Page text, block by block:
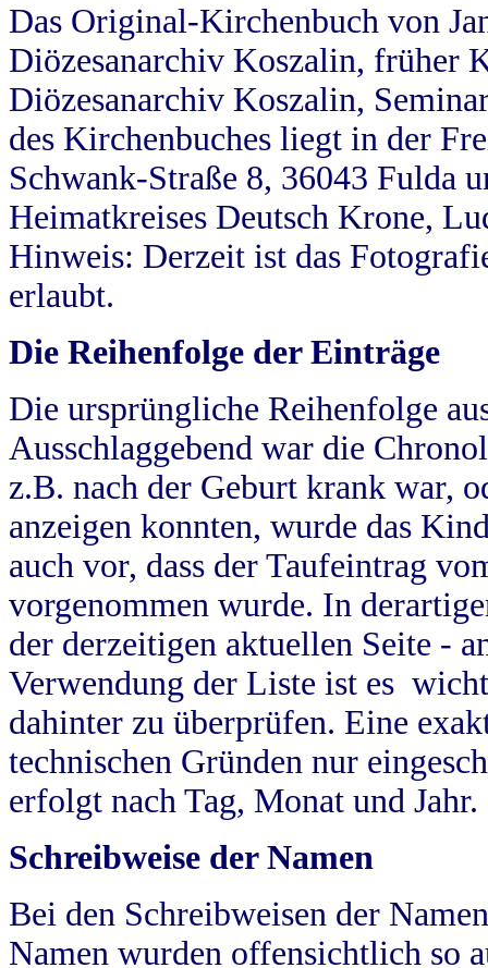
Das Original-Kirchenbuch von
Diözesanarchiv Koszalin, früher
Diözesanarchiv Koszalin,
des Kirchenbuches liegt in der
Schwank-Straße 8, 36043 Fulda
Heimatkreises Deutsch Krone,
Hinweis: Derzeit ist das
erlaubt.
Die Reihenfolge der Einträge
Die ursprüngliche Reihenfolge
Ausschlaggebend war die
z.B. nach der Geburt krank war,
anzeigen konnten, wurde das
auch vor, dass der Taufeintrag
vorgenommen wurde. In
der derzeitigen aktuellen Seite -
Verwendung der Liste ist es
dahinter zu überprüfen. Eine
technischen Gründen nur
erfolgt nach Tag, Monat und Jahr.
Schreibweise der Namen
Bei den Schreibweisen der
Namen wurden offensichtlich so